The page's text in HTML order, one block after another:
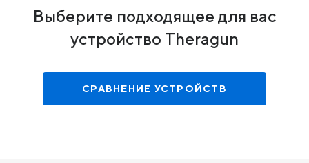
Выберите подходящее для вас
устройство Theragun
СРАВНЕНИЕ УСТРОЙСТВ